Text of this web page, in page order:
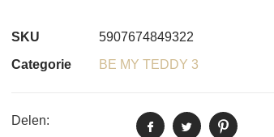
SKU
5907674849322
Categorie
BE MY TEDDY 3
Delen: